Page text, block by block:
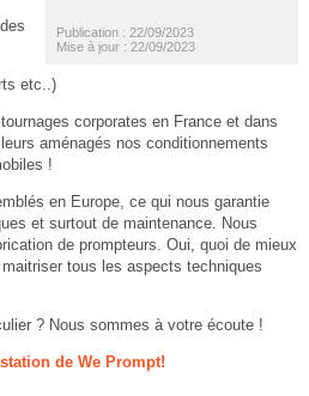
Publication : 22/09/2023
Mise à jour : 22/09/2023
etc..)
corporates en France et dans
aménagés nos conditionnements
!
en Europe, ce qui nous garantie
et surtout de maintenance. Nous
de prompteurs. Oui, quoi de mieux
tous les aspects techniques
? Nous sommes à votre écoute !
de We Prompt!